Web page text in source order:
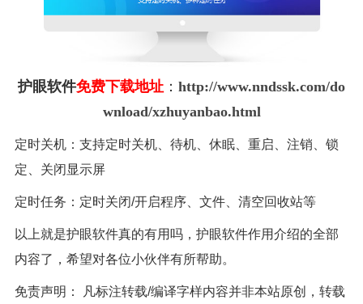
护眼软件免费下载地址 ： http://www.nndssk.com/do
wnload/xzhuyanbao.html
定时关机：支持定时关机、待机、休眠、重启、注销、锁
定、关闭显示屏
定时任务：定时关闭/开启程序、文件、清空回收站等
以上就是护眼软件真的有用吗，护眼软件作用介绍的全部
内容了，希望对各位小伙伴有所帮助。
免责声明： 凡标注转载/编译字样内容并非本站原创，转载